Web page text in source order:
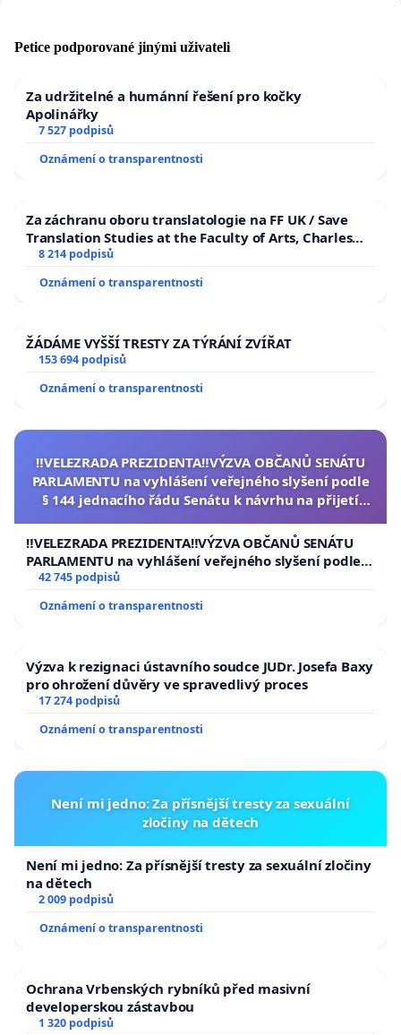
Petice podporované jinými uživateli
Za udržitelné a humánní řešení pro kočky
Apolinářky
7 527 podpisů
Oznámení o transparentnosti
Za záchranu oboru translatologie na FF UK / Save
Translation Studies at the Faculty of Arts, Charles
University
8 214 podpisů
Oznámení o transparentnosti
ŽÁDÁME VYŠŠÍ TRESTY ZA TÝRÁNÍ ZVÍŘAT
153 694 podpisů
Oznámení o transparentnosti
‼️VELEZRADA PREZIDENTA‼️VÝZVA OBČANŮ SENÁTU
PARLAMENTU na vyhlášení veřejného slyšení podle
§ 144 jednacího řádu Senátu k návrhu na přijetí
republiky
‼️VELEZRADA PREZIDENTA‼️VÝZVA OBČANŮ SENÁTU
PARLAMENTU na vyhlášení veřejného slyšení podle §
144 jednacího řádu Senátu k návrhu na přijetí
republiky
42 745 podpisů
Oznámení o transparentnosti
Výzva k rezignaci ústavního soudce JUDr. Josefa Baxy
pro ohrožení důvěry ve spravedlivý proces
17 274 podpisů
Oznámení o transparentnosti
Není mi jedno: Za přísnější tresty za sexuální
zločiny na dětech
Není mi jedno: Za přísnější tresty za sexuální zločiny
na dětech
2 009 podpisů
Oznámení o transparentnosti
Ochrana Vrbenských rybníků před masivní
developerskou zástavbou
1 320 podpisů